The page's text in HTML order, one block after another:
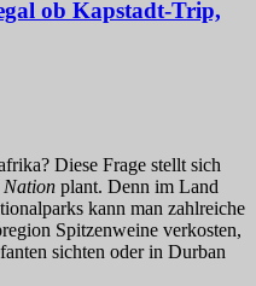
ob Kapstadt-Trip,
Diese Frage stellt sich
plant. Denn im Land
kann man zahlreiche
Spitzenweine verkosten,
sichten oder in Durban